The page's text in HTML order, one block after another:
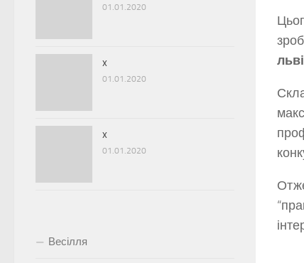
01.01.2020
x
01.01.2020
x
01.01.2020
Весілля